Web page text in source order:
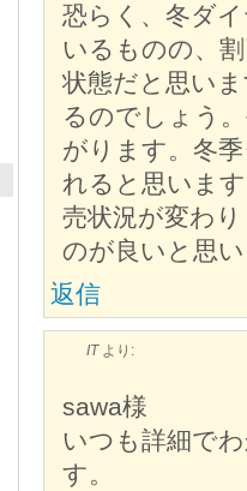
恐らく、冬ダ
いるものの、
状態だと思い
るのでしょう
がります。冬
れると思いま
売状況が変わ
のが良いと思
返信
IT より:
sawa様
いつも詳細で
す。